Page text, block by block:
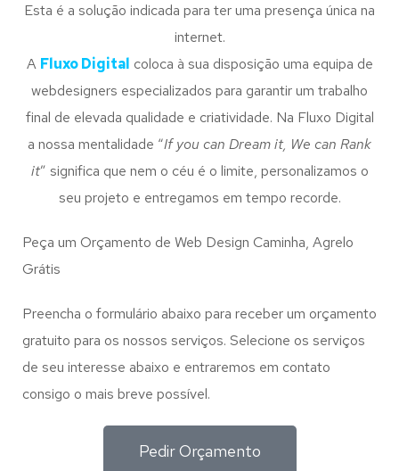
Esta é a solução indicada para ter uma presença única na
internet.
A Fluxo Digital coloca à sua disposição uma equipa de
webdesigners especializados para garantir um trabalho
final de elevada qualidade e criatividade. Na Fluxo Digital
a nossa mentalidade “If you can Dream it, We can Rank
it” significa que nem o céu é o limite, personalizamos o
seu projeto e entregamos em tempo recorde.
Peça um Orçamento de Web Design Caminha, Agrelo
Grátis
Preencha o formulário abaixo para receber um orçamento
gratuito para os nossos serviços. Selecione os serviços
de seu interesse abaixo e entraremos em contato
consigo o mais breve possível.
Pedir Orçamento